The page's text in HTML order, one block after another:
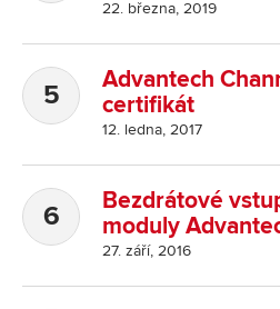
22. března, 2019
Advantech
certifikát
12. ledna, 2017
Bezdrátové
moduly
27. září, 2016